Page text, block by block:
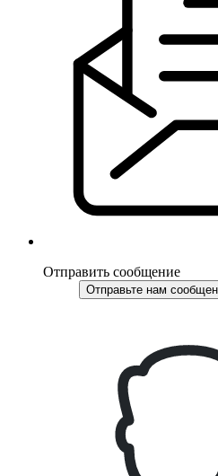
Отправить сообщение
Отправьте нам